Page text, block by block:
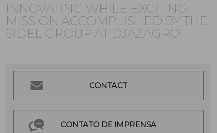
INNOVATING WHILE EXCITING:
MISSION ACCOMPLISHED BY THE
SIDEL GROUP AT DJAZAGRO
CONTACT
CONTATO DE IMPRENSA